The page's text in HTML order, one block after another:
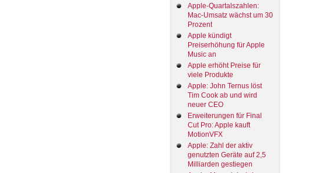
Apple-Quartalszahlen:
Mac-Umsatz wächst um 30
Prozent
Apple kündigt
Preiserhöhung für Apple
Music an
Apple erhöht Preise für
viele Produkte
Apple: John Ternus löst
Tim Cook ab und wird
neuer CEO
Erweiterungen für Final
Cut Pro: Apple kauft
MotionVFX
Apple: Zahl der aktiv
genutzten Geräte auf 2,5
Milliarden gestiegen